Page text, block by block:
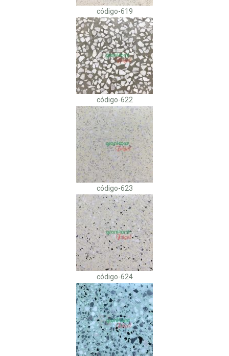
código-619
código-622
código-623
código-624